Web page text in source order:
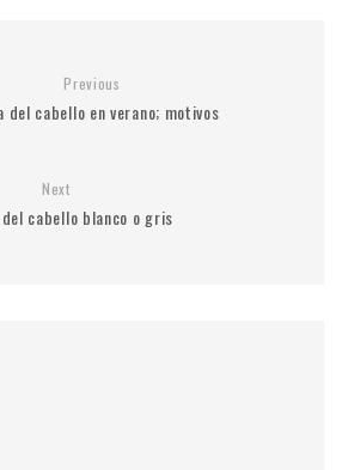
Previous
del cabello en verano; motivos
Next
cabello blanco o gris